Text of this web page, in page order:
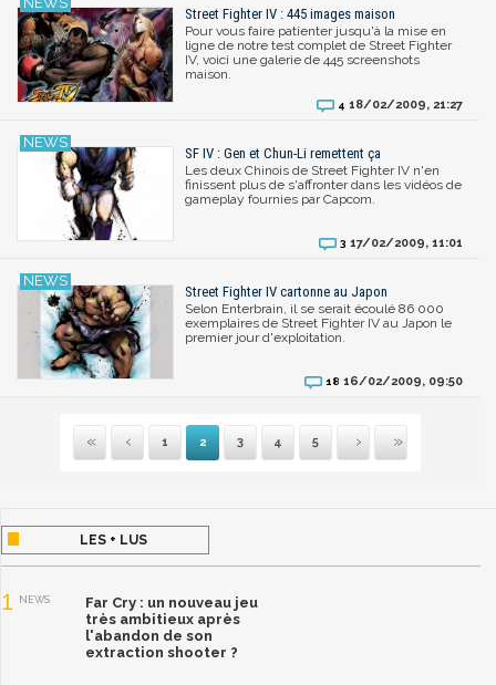
Street Fighter IV : 445 images maison
Pour vous faire patienter jusqu'à la mise en
ligne de notre test complet de Street Fighter
IV, voici une galerie de 445 screenshots
maison.
4 18/02/2009, 21:27
SF IV : Gen et Chun-Li remettent ça
Les deux Chinois de Street Fighter IV n'en
finissent plus de s'affronter dans les vidéos de
gameplay fournies par Capcom.
3 17/02/2009, 11:01
Street Fighter IV cartonne au Japon
Selon Enterbrain, il se serait écoulé 86 000
exemplaires de Street Fighter IV au Japon le
premier jour d'exploitation.
18 16/02/2009, 09:50
Première
Précédente
1 2 3 4 5
Suivante
Dernière
LES + LUS
1 NEWS
Far Cry : un nouveau jeu
très ambitieux après
l'abandon de son
extraction shooter ?